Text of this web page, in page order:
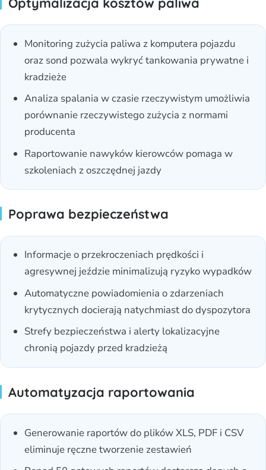
Monitoring zużycia paliwa z komputera pojazdu
oraz sond pozwala wykryć tankowania prywatne i
kradzieże
Analiza spalania w czasie rzeczywistym umożliwia
porównanie rzeczywistego zużycia z normami
producenta
Raportowanie nawyków kierowców pomaga w
szkoleniach z oszczędnej jazdy
Poprawa bezpieczeństwa
Informacje o przekroczeniach prędkości i
agresywnej jeździe minimalizują ryzyko wypadków
Automatyczne powiadomienia o zdarzeniach
krytycznych docierają natychmiast do dyspozytora
Strefy bezpieczeństwa i alerty lokalizacyjne
chronią pojazdy przed kradzieżą
Automatyzacja raportowania
Generowanie raportów do plików XLS, PDF i CSV
eliminuje ręczne tworzenie zestawień